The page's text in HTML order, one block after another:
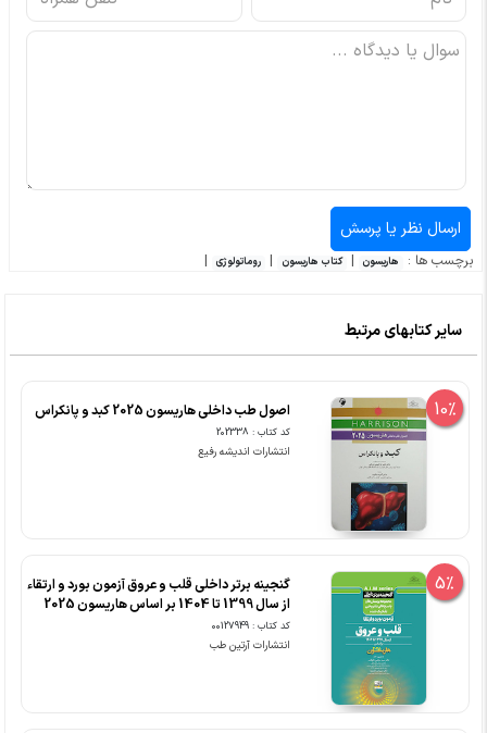
برچسب ها : هاریسون کتاب هاریسون روماتولوژی
سایر کتابهای مرتبط
10% اصول طب داخلی هاریسون 2025 کبد و پانکراس
کد کتاب : 202338
انتشارات اندیشه رفیع
5%
گنجینه برتر داخلی قلب و عروق آزمون بورد و ارتقاء
از سال 1399 تا 1404 بر اساس هاریسون 2025
کد کتاب : 00127949
انتشارات آرتین طب